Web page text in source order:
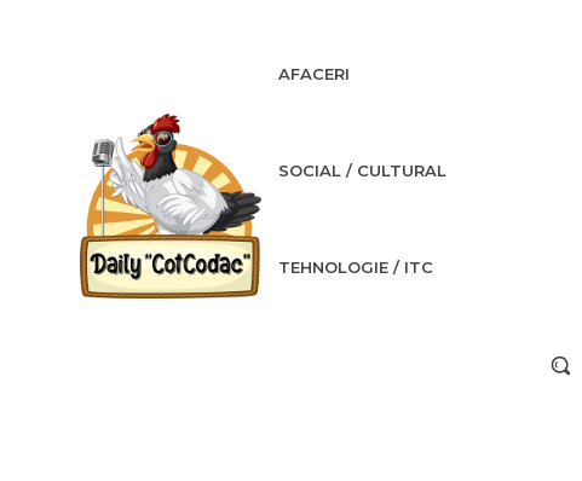
AFACERI
SOCIAL / CULTURAL
TEHNOLOGIE / ITC